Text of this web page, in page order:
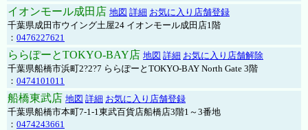
イオンモール成田店 地図 詳細 お気に入り店舗登録
千葉県成田市ウイング土屋24 イオンモール成田店1階
： 0476227621
ららぽーとTOKYO-BAY店 地図 詳細 お気に入り店舗解除
千葉県船橋市浜町2?2?7 ららぽーとTOKYO-BAY North Gate 3階
： 0474101011
船橋東武店 地図 詳細 お気に入り店舗登録
千葉県船橋市本町7-1-1東武百貨店船橋店3階1～3番地
： 0474243661